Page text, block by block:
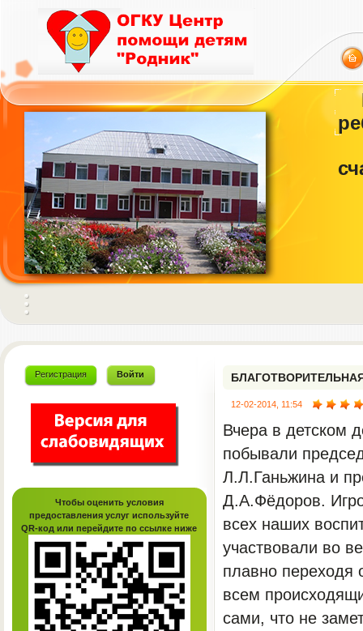
Регистрация Войти
Чтобы оценить условия
предоставления услуг используйте
QR-код или перейдите по ссылке ниже
12-02-2014, 11:54
Вчера в детском
побывали
Л.Л.Ганьжина и
Д.А.Фёдоров.
всех наших
участвовали во
плавно переходя
всем
сами, что не